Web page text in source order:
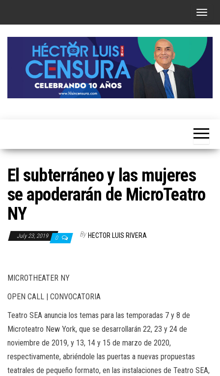
T
g
n
i
g
i
El subterráneo y las mujeres
se apoderarán de MicroTeatro
NY
July 23, 2019 0 By HECTOR LUIS RIVERA
MICROTHEATER NY
OPEN CALL | CONVOCATORIA
Teatro SEA anuncia los temas para las temporadas 7 y 8 de
Microteatro New York, que se desarrollarán 22, 23 y 24 de
noviembre de 2019, y 13, 14 y 15 de marzo de 2020,
respectivamente, abriéndole las puertas a nuevas propuestas
teatrales de pequeño formato, en las instalaciones de Teatro SEA,